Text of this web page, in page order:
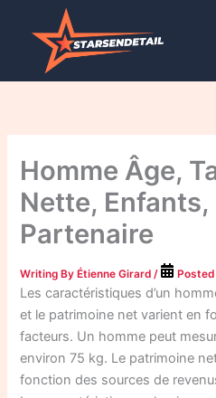
Homme Âge,
Nette, Enfants,
Partenaire
Writing ByÉtienne Girard /
Les caractéristiques d’un
et le patrimoine net varient en
facteurs. Un homme peut
environ 75 kg. Le patrimoine
fonction des sources de